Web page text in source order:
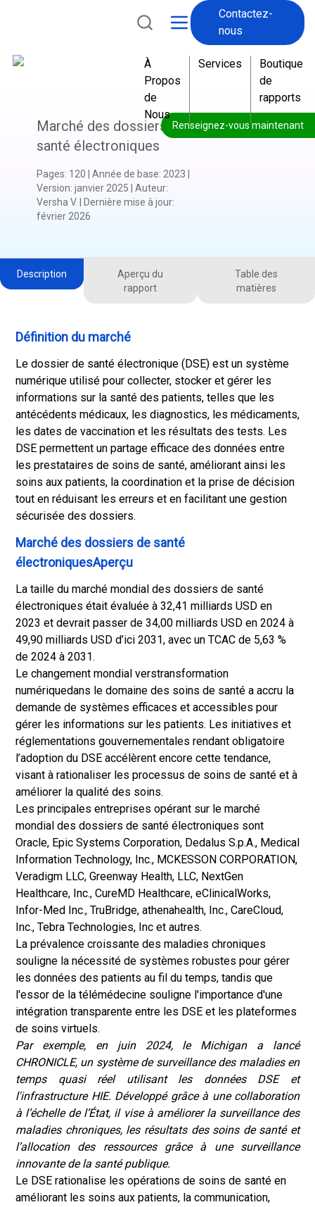
Contactez-
nous
À
Propos
de
Nous
Services
Boutique
de
rapports
Renseignez-vous maintenant
Marché des dossiers de
santé électroniques
Pages: 120 Année de base: 2023
Version: janvier 2025 Auteur:
Versha V.
Dernière mise à jour:
février 2026
Description
Aperçu du
rapport
Table des
matières
Définition du marché
Le dossier de santé électronique (DSE) est un système
numérique utilisé pour collecter, stocker et gérer les
informations sur la santé des patients, telles que les
antécédents médicaux, les diagnostics, les médicaments,
les dates de vaccination et les résultats des tests. Les
DSE permettent un partage efficace des données entre
les prestataires de soins de santé, améliorant ainsi les
soins aux patients, la coordination et la prise de décision
tout en réduisant les erreurs et en facilitant une gestion
sécurisée des dossiers.
Marché des dossiers de santé
électroniquesAperçu
La taille du marché mondial des dossiers de santé
électroniques était évaluée à 32,41 milliards USD en
2023 et devrait passer de 34,00 milliards USD en 2024 à
49,90 milliards USD d’ici 2031, avec un TCAC de 5,63 %
de 2024 à 2031.
Le changement mondial verstransformation
numériquedans le domaine des soins de santé a accru la
demande de systèmes efficaces et accessibles pour
gérer les informations sur les patients. Les initiatives et
réglementations gouvernementales rendant obligatoire
l’adoption du DSE accélèrent encore cette tendance,
visant à rationaliser les processus de soins de santé et à
améliorer la qualité des soins.
Les principales entreprises opérant sur le marché
mondial des dossiers de santé électroniques sont
Oracle, Epic Systems Corporation, Dedalus S.p.A., Medical
Information Technology, Inc., MCKESSON CORPORATION,
Veradigm LLC, Greenway Health, LLC, NextGen
Healthcare, Inc., CureMD Healthcare, eClinicalWorks,
Infor-Med Inc., TruBridge, athenahealth, Inc., CareCloud,
Inc., Tebra Technologies, Inc et autres.
La prévalence croissante des maladies chroniques
souligne la nécessité de systèmes robustes pour gérer
les données des patients au fil du temps, tandis que
l'essor de la télémédecine souligne l'importance d'une
intégration transparente entre les DSE et les plateformes
de soins virtuels.
Par exemple, en juin 2024, le Michigan a lancé
CHRONICLE, un système de surveillance des maladies en
temps quasi réel utilisant les données DSE et
l'infrastructure HIE. Développé grâce à une collaboration
à l’échelle de l’État, il vise à améliorer la surveillance des
maladies chroniques, les résultats des soins de santé et
l’allocation des ressources grâce à une surveillance
innovante de la santé publique.
Le DSE rationalise les opérations de soins de santé en
améliorant les soins aux patients, la communication,